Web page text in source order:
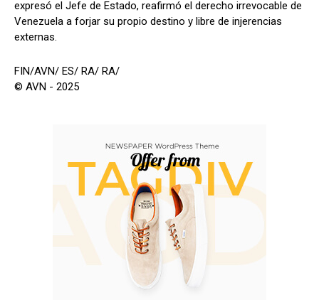
expresó el Jefe de Estado, reafirmó el derecho irrevocable de
Venezuela a forjar su propio destino y libre de injerencias
externas.
FIN/AVN/ ES/ RA/ RA/
© AVN - 2025